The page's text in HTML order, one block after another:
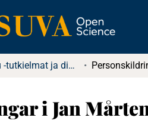
Pro gradu -tutkielmat ja diplomityöt
i Jan